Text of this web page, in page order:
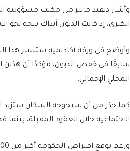
وأشار ديفيد مايلز من مكتب مسؤولية
الكبرى، إذ كانت الديون آنذاك تتجه نحو
وأوضح في ورقة أكاديمية ستنشر هذا
سابقًا في خفض الديون، مؤكدًا أن هذين
المحلي الإجمالي.
كما حذر من أن شيخوخة السكان ستزيد
الاجتماعية خلال العقود المقبلة، بينما قد يصل الدين العام